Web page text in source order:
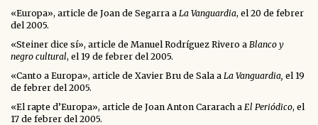
«Europa», article de Joan de Segarra a La Vanguardia, el 20 de febrer
del 2005.
«Steiner dice sí», article de Manuel Rodríguez Rivero a Blanco y
negro cultural, el 19 de febrer del 2005.
«Canto a Europa», article de Xavier Bru de Sala a La Vanguardia, el 19
de febrer del 2005.
«El rapte d’Europa», article de Joan Anton Cararach a El Periódico, el
17 de febrer del 2005.